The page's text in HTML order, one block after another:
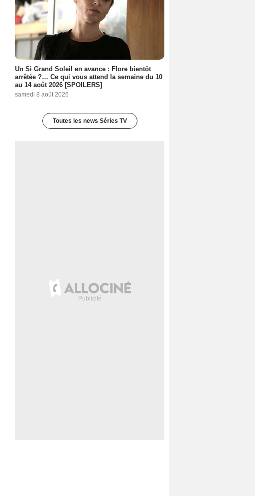
Un Si Grand Soleil en avance : Flore bientôt
arrêtée ?… Ce qui vous attend la semaine du 10
au 14 août 2026 [SPOILERS]
samedi 8 août 2026
Toutes les news Séries TV